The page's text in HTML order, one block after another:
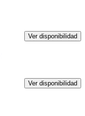
Ver disponibilidad
Ver disponibilidad